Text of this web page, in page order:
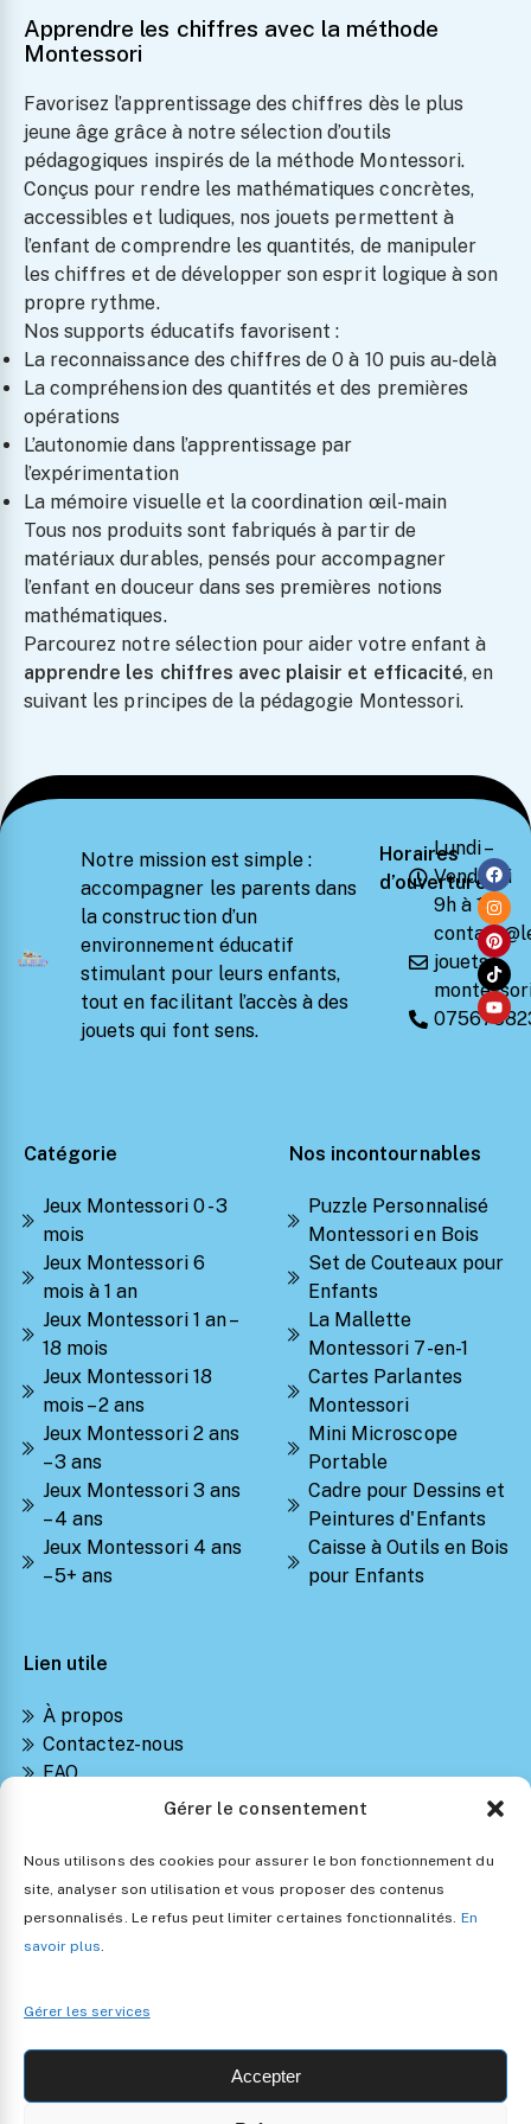
Gérer le consentement
Nous utilisons des cookies pour assurer le bon fonctionnement du
site, analyser son utilisation et vous proposer des contenus
personnalisés. Le refus peut limiter certaines fonctionnalités. En
savoir plus.
Gérer les services
Accepter
Apprendre les chiffres avec la méthode
Montessori
Favorisez l’apprentissage des chiffres dès le plus
jeune âge grâce à notre sélection d’outils
pédagogiques inspirés de la méthode Montessori.
Conçus pour rendre les mathématiques concrètes,
accessibles et ludiques, nos jouets permettent à
l’enfant de comprendre les quantités, de manipuler
les chiffres et de développer son esprit logique à son
propre rythme.
Nos supports éducatifs favorisent :
La reconnaissance des chiffres de 0 à 10 puis au-delà
La compréhension des quantités et des premières
opérations
L’autonomie dans l’apprentissage par
l’expérimentation
La mémoire visuelle et la coordination œil-main
Tous nos produits sont fabriqués à partir de
matériaux durables, pensés pour accompagner
l’enfant en douceur dans ses premières notions
mathématiques.
Parcourez notre sélection pour aider votre enfant à
apprendre les chiffres avec plaisir et efficacité, en
suivant les principes de la pédagogie Montessori.
Notre mission est simple :
accompagner les parents dans
la construction d’un
environnement éducatif
stimulant pour leurs enfants,
tout en facilitant l’accès à des
jouets qui font sens.
Horaires
d’ouverture
Lundi –
Vendredi
9h à 18h
jouets-
Catégorie
Jeux Montessori 0 - 3
mois
Jeux Montessori 6
mois à 1 an
Jeux Montessori 1 an –
18 mois
Jeux Montessori 18
mois – 2 ans
Jeux Montessori 2 ans
– 3 ans
Jeux Montessori 3 ans
– 4 ans
Jeux Montessori 4 ans
– 5+ ans
Nos incontournables
Puzzle Personnalisé
Montessori en Bois
Set de Couteaux pour
Enfants
La Mallette
Montessori 7-en-1
Cartes Parlantes
Montessori
Mini Microscope
Portable
Cadre pour Dessins et
Peintures d'Enfants
Caisse à Outils en Bois
pour Enfants
Lien utile
À propos
Contactez-nous
FAQ
Suivre ma commande
Retours et Remboursements
Politique de confidentialité
Conditions générales de vente
Politique d’utilisation des cookies